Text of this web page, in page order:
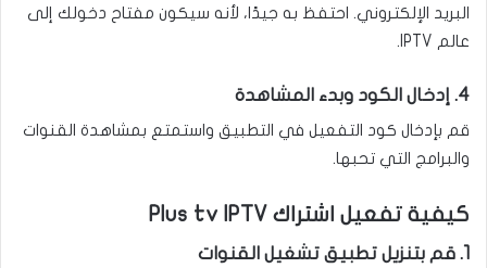
البريد الإلكتروني. احتفظ به جيدًا، لأنه سيكون مفتاح دخولك إلى
عالم IPTV.
4. إدخال الكود وبدء المشاهدة
قم بإدخال كود التفعيل في التطبيق واستمتع بمشاهدة القنوات
والبرامج التي تحبها.
كيفية تفعيل اشتراك Plus tv IPTV
1. قم بتنزيل تطبيق تشغيل القنوات